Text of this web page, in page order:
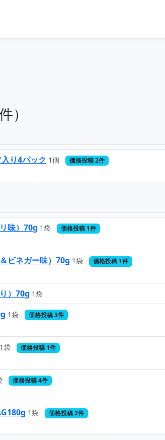
）
り4パック 1個 価格投稿 2件
味）70g 1袋 価格投稿 1件
ビネガー味）70g 1袋 価格投稿 1件
）70g 1袋
1袋 価格投稿 3件
1袋 価格投稿 1件
価格投稿 4件
1袋 価格投稿 2件